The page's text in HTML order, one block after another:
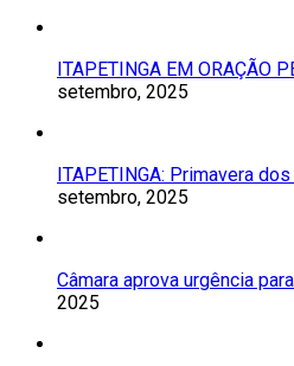
ITAPETINGA EM ORAÇÃO
setembro, 2025
ITAPETINGA: Primavera
setembro, 2025
Câmara aprova urgência
2025